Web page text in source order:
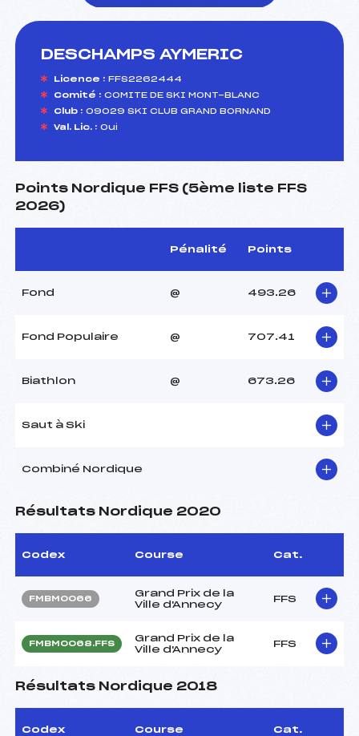
DESCHAMPS AYMERIC
Licence : FFS2262444
Comité : COMITE DE SKI MONT-BLANC
Club : 09029 SKI CLUB GRAND BORNAND
Val. Lic. : Oui
Points Nordique FFS (5ème liste FFS
2026)
Pénalité Points
Fond @ 493.26
Fond Populaire @ 707.41
Biathlon @ 673.26
Saut à Ski
Combiné Nordique
Résultats Nordique 2020
Codex Course Cat.
FMBM0066
Grand Prix de la
Ville d'Annecy
FFS
FMBM0068.FFS
Grand Prix de la
Ville d'Annecy
FFS
Résultats Nordique 2018
Codex Course Cat.